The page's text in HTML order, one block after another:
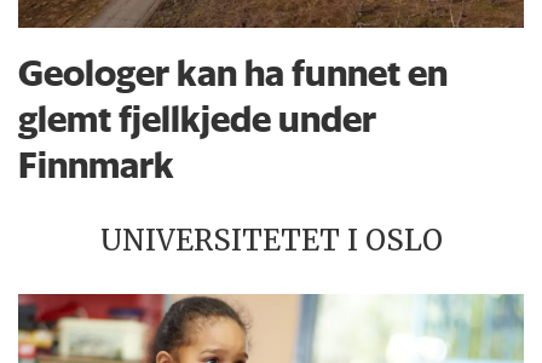
Geologer kan ha funnet en
glemt fjellkjede under
Finnmark
UNIVERSITETET I OSLO